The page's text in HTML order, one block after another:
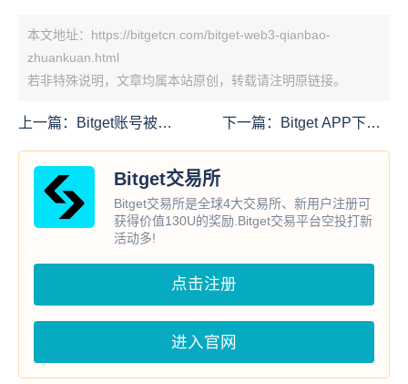
本文地址：https://bitgetcn.com/bitget-web3-qianbao-
zhuankuan.html
若非特殊说明，文章均属本站原创，转载请注明原链接。
上一篇：
Bitget账号被限
决?
下一篇： Bitget APP下载
Bitget交易所
Bitget交易所是全球4大交易所、新用户注册可
获得价值130U的奖励.Bitget交易平台空投打新
活动多!
点击注册
进入官网